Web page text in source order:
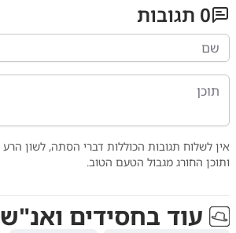
0 תגובות
אין לשלוח תגובות הכוללות דברי הסתה, לשון הרע
ותוכן החורג מגבול הטעם הטוב.
עוד בחסידים ואנ"ש